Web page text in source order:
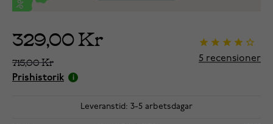
329,00 Kr
715,00 Kr
Prishistorik
5 recensioner
Leveranstid: 3-5 arbetsdagar